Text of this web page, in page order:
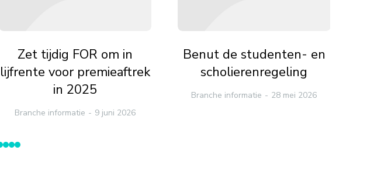
Zet tijdig FOR om in
lijfrente voor premieaftrek
in 2025
Branche informatie 9 juni 2026
Benut de studenten- en
scholierenregeling
Branche informatie 28 mei 2026